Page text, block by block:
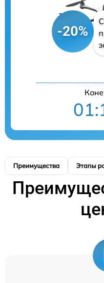
-20%
Преимущества Этапы